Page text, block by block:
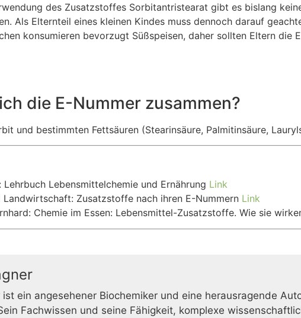
des Zusatzstoffes Sorbitantristearat gibt es bislang
Als Elternteil eines kleinen Kindes muss dennoch darauf
konsumieren bevorzugt Süßspeisen, daher sollten Eltern die
die E-Nummer zusammen?
und bestimmten Fettsäuren (Stearinsäure, Palmitinsäure,
Lebensmittelchemie und Ernährung Link
Landwirtschaft: Zusatzstoffe nach ihren E-Nummern Link
Chemie im Essen: Lebensmittel-Zusatzstoffe. Wie sie
ist ein angesehener Biochemiker und eine herausragende
Fachwissen und seine Fähigkeit, komplexe